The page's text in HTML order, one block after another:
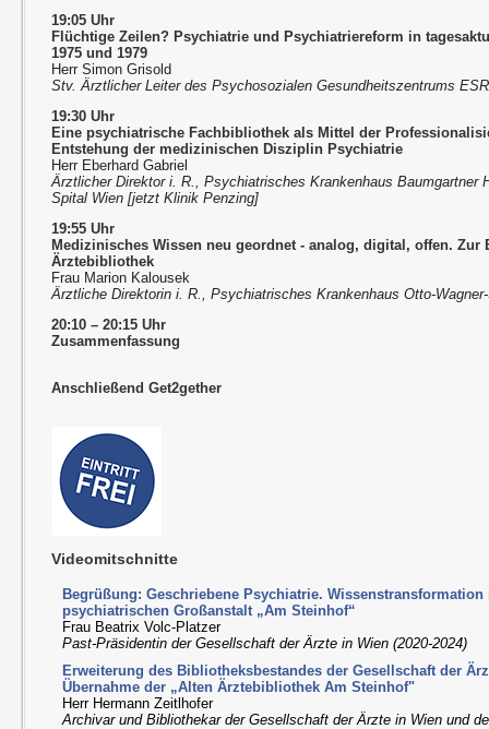
19:05 Uhr
Flüchtige Zeilen? Psychiatrie und Psychiatriereform in
1975 und 1979
Herr Simon Grisold
Stv. Ärztlicher Leiter des Psychosozialen Gesundheitszentrums
19:30 Uhr
Eine psychiatrische Fachbibliothek als Mittel der
Entstehung der medizinischen Disziplin Psychiatrie
Herr Eberhard Gabriel
Ärztlicher Direktor i. R., Psychiatrisches Krankenhaus Baumgartner
Spital Wien [jetzt Klinik Penzing]
19:55 Uhr
Medizinisches Wissen neu geordnet - analog, digital, offen. Zur
Ärztebibliothek
Frau Marion Kalousek
Ärztliche Direktorin i. R., Psychiatrisches Krankenhaus Otto-
20:10 – 20:15 Uhr
Zusammenfassung
Anschließend Get2gether
Videomitschnitte
Begrüßung: Geschriebene Psychiatrie.
psychiatrischen Großanstalt „Am Steinhof“
Frau Beatrix Volc-Platzer
Past-Präsidentin der Gesellschaft der Ärzte in Wien (2020-2024)
Erweiterung des Bibliotheksbestandes der Gesellschaft der
Übernahme der „Alten Ärztebibliothek Am Steinhof"
Herr Hermann Zeitlhofer
Archivar und Bibliothekar der Gesellschaft der Ärzte in Wien und